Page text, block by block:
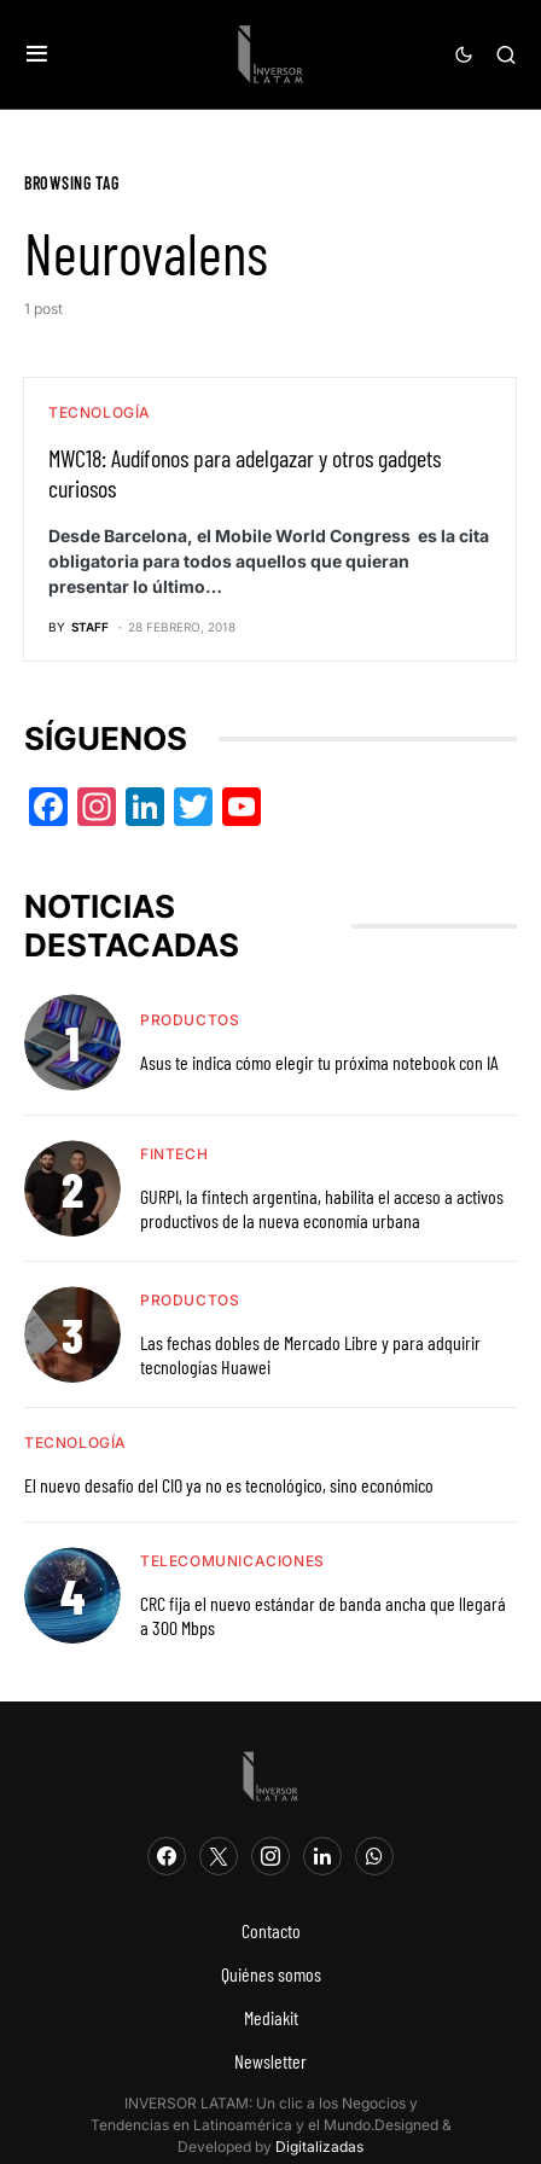
BROWSING TAG
Neurovalens
1 post
TECNOLOGÍA
MWC18: Audífonos para adelgazar y otros gadgets
curiosos
Desde Barcelona, el Mobile World Congress es la cita
obligatoria para todos aquellos que quieran
presentar lo último…
BY STAFF 28 FEBRERO, 2018
SÍGUENOS
Facebook
Instagram
LinkedIn
Twitter
NOTICIAS
DESTACADAS
PRODUCTOS
Asus te indica cómo elegir tu próxima notebook con IA
FINTECH
GURPI, la fintech argentina, habilita el acceso a activos
productivos de la nueva economía urbana
PRODUCTOS
Las fechas dobles de Mercado Libre y para adquirir
tecnologías Huawei
TECNOLOGÍA
El nuevo desafío del CIO ya no es tecnológico, sino económico
TELECOMUNICACIONES
CRC fija el nuevo estándar de banda ancha que llegará
a 300 Mbps
Contacto
Quiénes somos
Mediakit
Newsletter
INVERSOR LATAM: Un clic a los Negocios y
Tendencias en Latinoamérica y el Mundo.Designed &
Developed by Digitalizadas